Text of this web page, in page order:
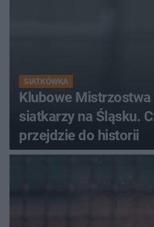
SIATKÓWKA
Klubowe Mistrzostwa
siatkarzy na Śląsku.
przejdzie do historii